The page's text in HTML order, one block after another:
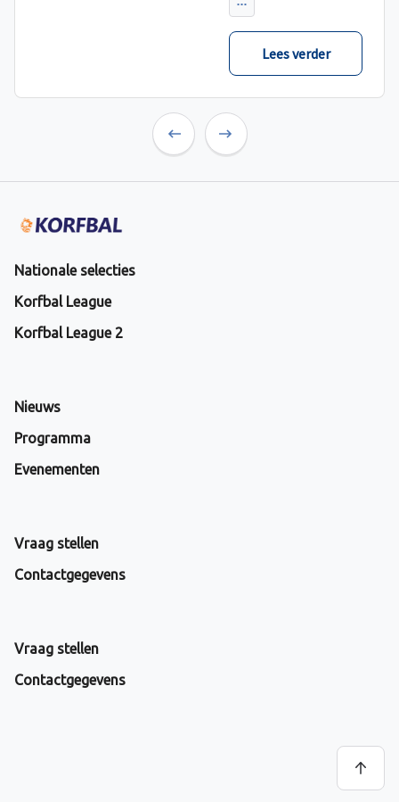
verwacht met ruime
cijfers gewonnen.
Lees verder
Nationale selecties
Korfbal League
Korfbal League 2
Nieuws
Programma
Evenementen
Vraag stellen
Contactgegevens
Vraag stellen
Contactgegevens